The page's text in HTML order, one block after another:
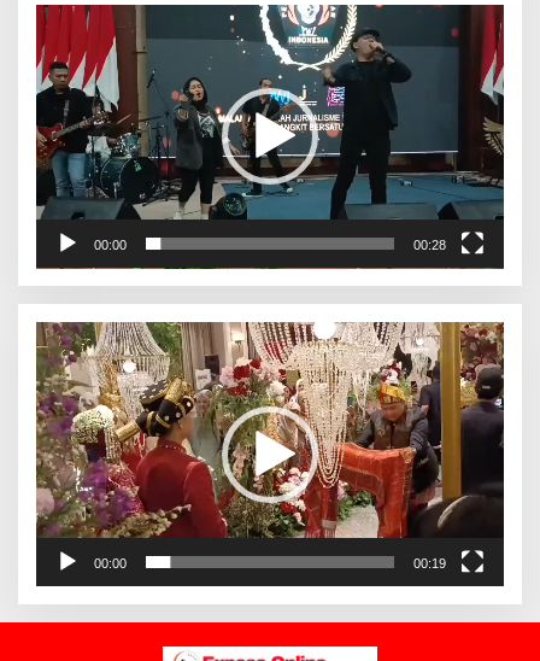
Pemutar
Video
00:00 00:28
Pemutar
Video
00:00 00:19